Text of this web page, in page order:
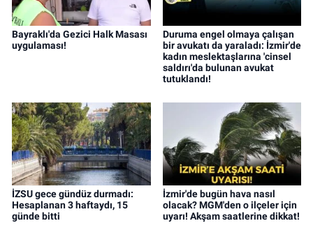
Bayraklı'da Gezici Halk Masası
uygulaması!
Duruma engel olmaya çalışan
bir avukatı da yaraladı: İzmir'de
kadın meslektaşlarına 'cinsel
saldırı'da bulunan avukat
tutuklandı!
İZSU gece gündüz durmadı:
Hesaplanan 3 haftaydı, 15
günde bitti
İzmir'de bugün hava nasıl
olacak? MGM'den o ilçeler için
uyarı! Akşam saatlerine dikkat!